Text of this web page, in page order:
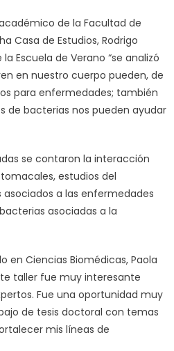
de la Facultad de
Casa de Estudios, Rodrigo
Escuela de Verano “se analizó
en nuestro cuerpo pueden, de
para enfermedades; también
de bacterias nos pueden ayudar
se contaron la interacción
estudios del
a las enfermedades
asociadas a la
en Ciencias Biomédicas, Paola
taller fue muy interesante
Fue una oportunidad muy
de tesis doctoral con temas
mis líneas de